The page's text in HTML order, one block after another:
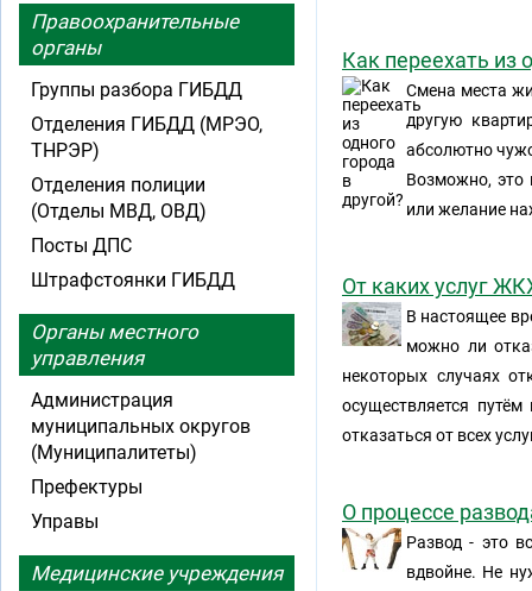
Как переехать из
Смена места
другую
абсолютно
Возможно, это
или желание
От каких услуг
В настоящее
можно ли
некоторых случаях
осуществляется
отказаться от всех
О процессе
Развод - это
вдвойне. Не
Правоохранительные
органы
Группы разбора ГИБДД
Отделения ГИБДД (МРЭО,
ТНРЭР)
Отделения полиции
(Отделы МВД, ОВД)
Посты ДПС
Штрафстоянки ГИБДД
Органы местного
управления
Администрация
муниципальных округов
(Муниципалитеты)
Префектуры
Управы
Медицинские учреждения